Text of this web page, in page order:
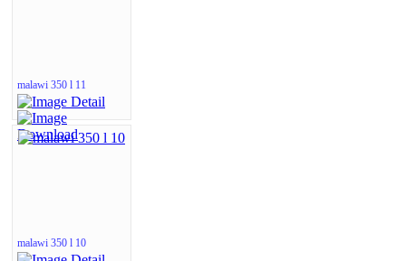
malawi 350 l 11
malawi 350 l 10